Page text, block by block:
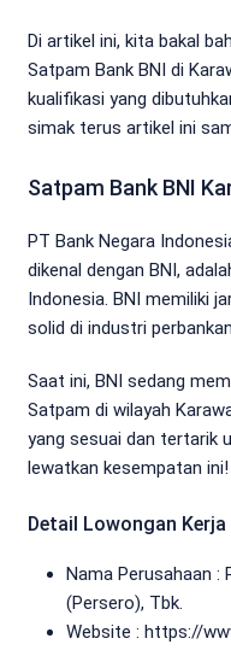
Di artikel ini, kita bakal
Satpam Bank BNI di
kualifikasi yang
simak terus artikel ini
Satpam Bank BNI
PT Bank Negara
dikenal dengan BNI,
Indonesia. BNI memiliki
solid di industri
Saat ini, BNI sedang
Satpam di wilayah
yang sesuai dan tertarik
lewatkan kesempatan ini!
Detail Lowongan Kerja
Nama Perusahaan :
(Persero), Tbk.
Website : https://